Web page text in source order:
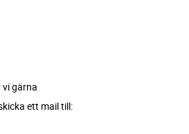
gärna
ett mail till: